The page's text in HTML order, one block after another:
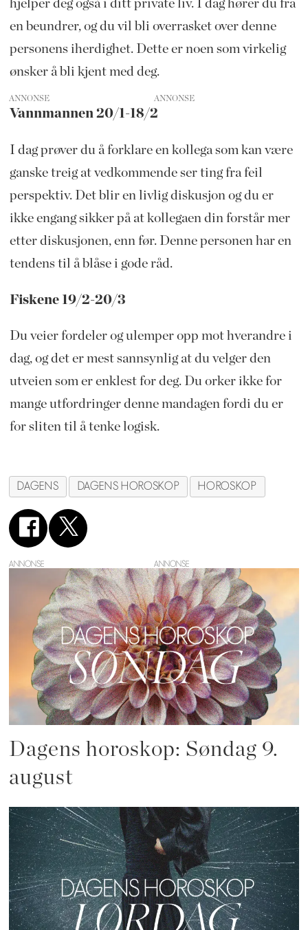
hjelper deg også i ditt private liv. I dag hører du fra
en beundrer, og du vil bli overrasket over denne
personens iherdighet. Dette er noen som virkelig
ønsker å bli kjent med deg.
ANNONSE
Vannmannen 20/1-18/2
I dag prøver du å forklare en kollega som kan være
ganske treig at vedkommende ser ting fra feil
perspektiv. Det blir en livlig diskusjon og du er
ikke engang sikker på at kollegaen din forstår mer
etter diskusjonen, enn før. Denne personen har en
tendens til å blåse i gode råd.
Fiskene 19/2-20/3
Du veier fordeler og ulemper opp mot hverandre i
dag, og det er mest sannsynlig at du velger den
utveien som er enklest for deg. Du orker ikke for
mange utfordringer denne mandagen fordi du er
for sliten til å tenke logisk.
DAGENS DAGENS HOROSKOP HOROSKOP
ANNONSE
Dagens horoskop: Søndag 9.
august